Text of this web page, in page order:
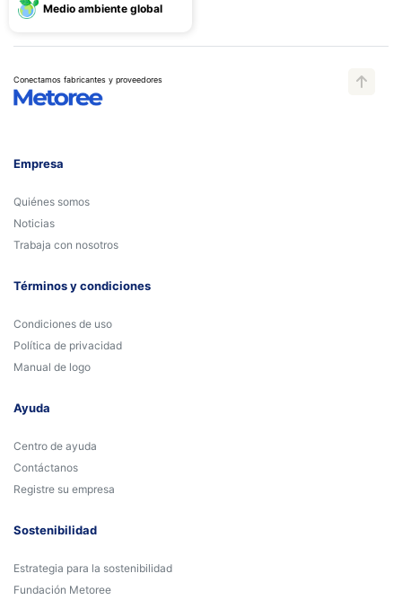
Medio ambiente global
Conectamos fabricantes y proveedores
Empresa
Quiénes somos
Noticias
Trabaja con nosotros
Términos y condiciones
Condiciones de uso
Política de privacidad
Manual de logo
Ayuda
Centro de ayuda
Contáctanos
Registre su empresa
Sostenibilidad
Estrategia para la sostenibilidad
Fundación Metoree